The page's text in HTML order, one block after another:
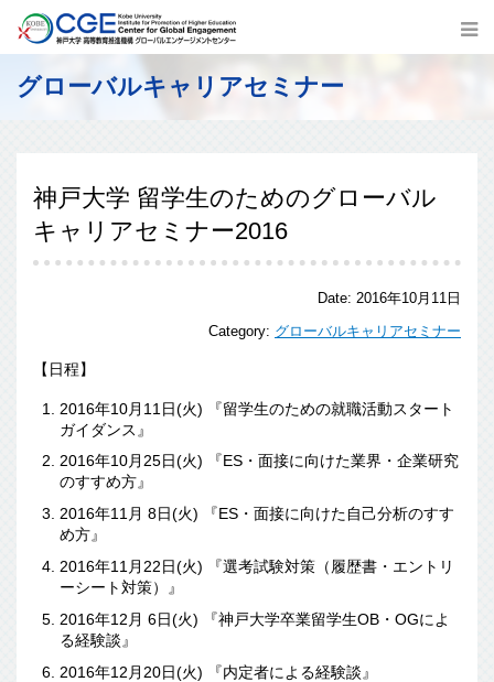
グローバルキャリアセミナー
神戸大学 留学生のためのグローバル
キャリアセミナー2016
Date: 2016年10月11日
Category: グローバルキャリアセミナー
【日程】
2016年10月11日(火) 『留学生のための就職活動スタート
ガイダンス』
2016年10月25日(火) 『ES・面接に向けた業界・企業研究
のすすめ方』
2016年11月 8日(火) 『ES・面接に向けた自己分析のすす
め方』
2016年11月22日(火) 『選考試験対策（履歴書・エントリ
ーシート対策）』
2016年12月 6日(火) 『神戸大学卒業留学生OB・OGによ
る経験談』
2016年12月20日(火) 『内定者による経験談』